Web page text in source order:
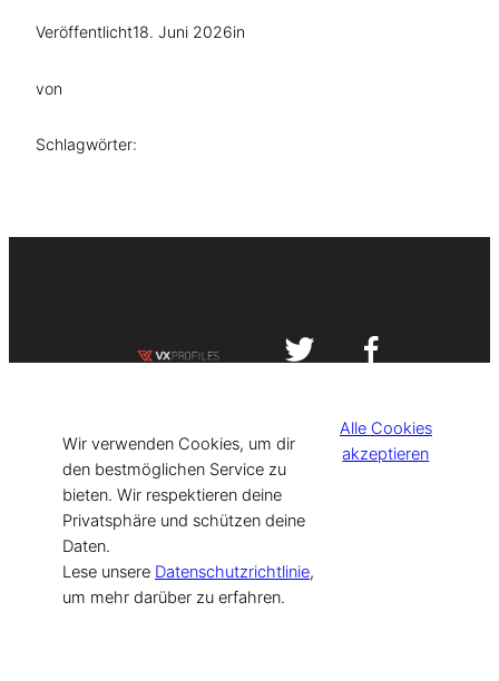
Veröffentlicht18. Juni 2026in
von
Schlagwörter:
[current_year] VISIT-X. Made with
for Models & Influencers!
Wir verwenden Cookies, um dir
den bestmöglichen Service zu
bieten. Wir respektieren deine
Privatsphäre und schützen deine
Daten.
Lese unsere Datenschutzrichtlinie,
um mehr darüber zu erfahren.
Alle Cookies
akzeptieren